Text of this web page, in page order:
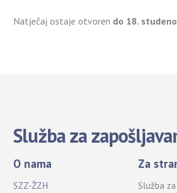
Natječaj ostaje otvoren do 18.
Služba za
O nama
SZZ-ŽZH
Za
Služba